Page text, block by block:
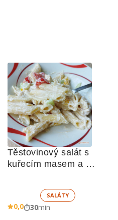
Těstovinový salát s
kuřecím masem a
SALÁTY
0,0 30min